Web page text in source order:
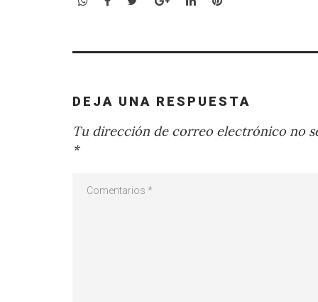
DEJA UNA RESPUESTA
Tu dirección de correo electrónico no
*